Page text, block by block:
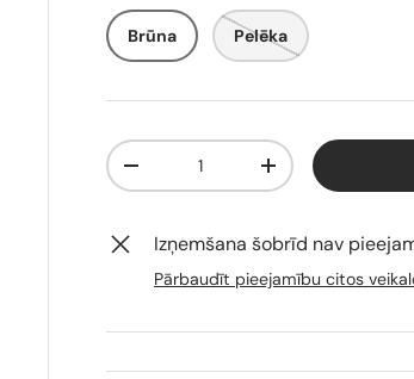
Brūna Pelēka
Skaits
-
+
Izņemšana šobrīd nav
Pārbaudīt pieejamību citos